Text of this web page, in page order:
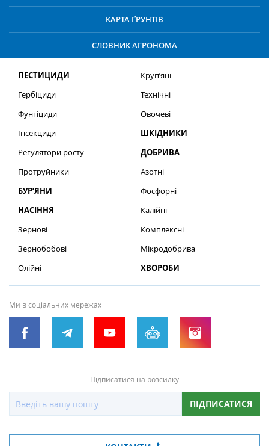
КАРТА ҐРУНТІВ
СЛОВНИК АГРОНОМА
ПЕСТИЦИДИ
Гербіциди
Фунгіциди
Інсекциди
Регулятори росту
Протруйники
БУР’ЯНИ
НАСІННЯ
Зернові
Зернобобові
Олійні
Круп’яні
Технічні
Овочеві
ШКІДНИКИ
ДОБРИВА
Азотні
Фосфорні
Калійні
Комплексні
Мікродобрива
ХВОРОБИ
Ми в соціальних мережах
Підписатися на розсилку
ПІДПИСАТИСЯ